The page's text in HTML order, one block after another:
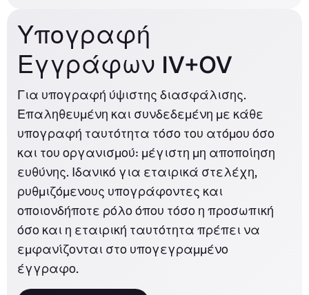
Υπογραφή
Εγγράφων IV+OV
Για υπογραφή ύψιστης διασφάλισης.
Επαληθευμένη και συνδεδεμένη με κάθε
υπογραφή ταυτότητα τόσο του ατόμου όσο
και του οργανισμού: μέγιστη μη αποποίηση
ευθύνης. Ιδανικό για εταιρικά στελέχη,
ρυθμιζόμενους υπογράφοντες και
οποιονδήποτε ρόλο όπου τόσο η προσωπική
όσο και η εταιρική ταυτότητα πρέπει να
εμφανίζονται στο υπογεγραμμένο
έγγραφο.